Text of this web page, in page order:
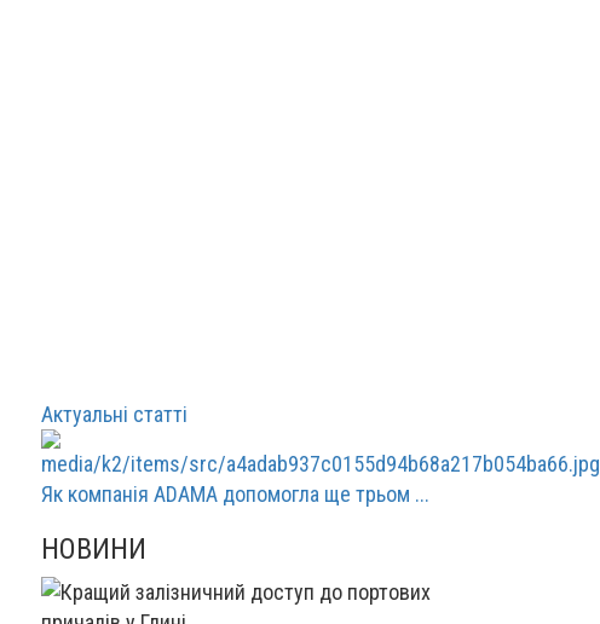
Актуальні статті
Як компанія ADAMA допомогла ще трьом ...
НОВИНИ